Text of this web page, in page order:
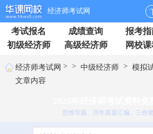
经济师考试网
考试报名 成绩查询 报考
初级经济师
高级经济师 网校
经济师考试网 > > 中级经济师 > 模拟
文章内容
思维导题、历年真题汇编、三色